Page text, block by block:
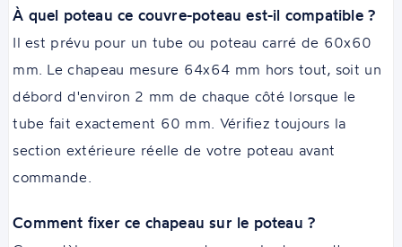
À quel poteau ce couvre-poteau est-il compatible ?
Il est prévu pour un tube ou poteau carré de 60x60
mm. Le chapeau mesure 64x64 mm hors tout, soit un
débord d'environ 2 mm de chaque côté lorsque le
tube fait exactement 60 mm. Vérifiez toujours la
section extérieure réelle de votre poteau avant
commande.
Comment fixer ce chapeau sur le poteau ?